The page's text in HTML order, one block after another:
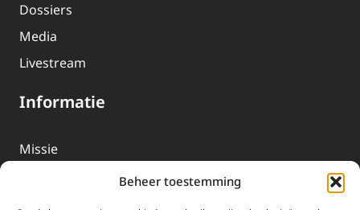
Beheer toestemming
Dossiers
Media
Livestream
Informatie
Missie